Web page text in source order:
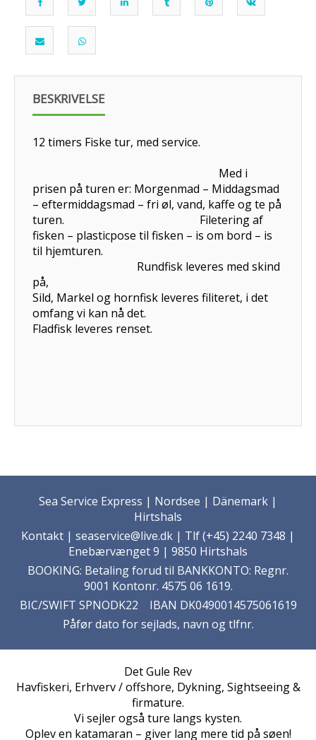
BESKRIVELSE
12 timers Fiske tur, med service.
Med i
prisen på turen er: Morgenmad – Middagsmad
– eftermiddagsmad – fri øl, vand, kaffe og te på
turen. Filetering af
fisken – plasticpose til fisken – is om bord – is
til hjemturen.
Rundfisk leveres med skind
på,
Sild, Markel og hornfisk leveres filiteret, i det
omfang vi kan nå det.
Fladfisk leveres renset.
Sea Service Express | Nordsee | Dänemark |
Hirtshals
Kontakt | seaservice@live.dk | Tlf (+45) 2240 7348 |
Enebærvænget 9 | 9850 Hirtshals
BOOKING: Betaling forud til BANKKONTO: Regnr.
9001 Kontonr. 4575 06 1619.
BIC/SWIFT SPNODK22 IBAN DK0490014575061619
Påfør dato for sejlads, navn og tlfnr.
Det Gule Rev
Havfiskeri, Erhverv / offshore, Dykning, Sightseeing &
firmature.
Vi sejler også ture langs kysten.
Oplev en katamaran – giver lang mere tid på søen!